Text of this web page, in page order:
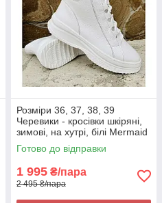
Розміри 36, 37, 38, 39
Черевики - кросівки шкіряні,
зимові, на хутрі, білі Mermaid
530
Готово до відправки
1 995 ₴/пара
2 495 ₴/пара